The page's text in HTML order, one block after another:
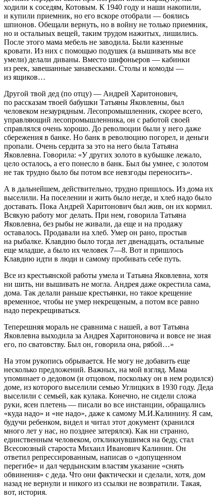
ходили к соседям, Котовым. К 1940 году и наши накопили,
и купили приемник, но его вскоре отобрали — боялись
шпионов. Обещали вернуть, но в войну не только приемник,
но и остальных вещей, таким трудом нажитых, лишились.
После этого мама мебель не заводила. Были казенные
кровати. Из них с помощью подушек (а вышивать мы все
умели) делали диваны. Вместо шифоньеров — кабинки
из реек, завешанные занавесками. Столы и комоды —
из ящиков…
Другой твой дед (по отцу) — Андрей Харитонович,
по рассказам твоей бабушки Татьяны Яковлевны, был
человеком незаурядным. Лесопромышленник, скорее всего,
управляющий лесопромышленника, он с работой своей
справлялся очень хорошо. До революции были у него даже
сбережения в банке. Но банк в революцию погорел, и деньги
пропали. Очень сердита за это на него была Татьяна
Яковлевна. Говорила: «У других золото в кубышке лежало,
цело осталось, а его понесло в банк. Был бы умнее, с золотом
не так трудно было бы потом все невзгоды переносить».
А в дальнейшем, действительно, трудно пришлось. Из дома их
выселили. На поселении и жить было негде, и хлеб надо было
доставать. Пока Андрей Харитонович был жив, он их кормил.
Всякую работу мог делать. При нем, говорила Татьяна
Яковлевна, без рыбы не живали, да еще и на продажу
оставалось. Продавали на хлеб. Умер он рано, простыв
на рыбалке. Клавдию было тогда лет двенадцать, остальные
еще младше, а было их человек 7—8. Вот и пришлось
Клавдию идти в люди и самому пробивать себе путь.
Все из крестьянской работы умела и Татьяна Яковлевна, хотя
ни шить, ни вышивать не могла. Андрея даже окрестила сама,
дома. Так делали раньше крестьянки, но такое крещение
временное, чтобы не умер некрещеным, а потом все равно
надо перекрещиваться.
Теперешняя мораль не сравнима с нашей, а вот Татьяна
Яковлевна выходила за Андрея Харитоновича и вовсе не зная
его, по сватовству. Был он, говорила она, рябой…»
На этом рукопись обрывается. Не могу не добавить еще
несколько предложений. Важных, на мой взгляд. Мама
упоминает о дедовом (и отцовом, поскольку он в нем родился)
доме, из которого выселили семью Углицких в 1930 году. Деда
выселили с семьей, как кулака. Конечно, не сидели сложа
руки, ясен плетень — писали во все инстанции, обращались
«куда надо» и «не надо», даже к самому М.И.Калинину. Я сам,
будучи ребенком, видел и читал этот документ (хранился
много лет у нас, но позднее затерялся). Как ни странно,
единственным человеком, откликнувшимся на беду, стал
Всесоюзный староста Михаил Иванович Калинин. Он
ответил репрессированным, написав о «допущенном
перегибе» и дал чердынским властям указание «снять
обвинения» с деда. Что они фактически и сделали, хотя, дом
назад не вернули и никого из ссылки не возвратили. Такая,
вот, история.